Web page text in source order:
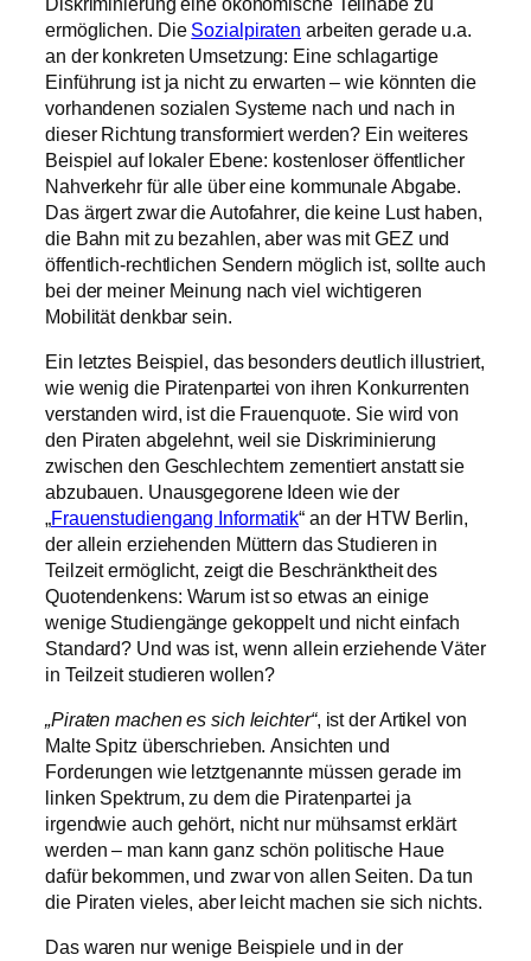
ermöglichen. Die Sozialpiraten arbeiten gerade u.a.
an der konkreten Umsetzung: Eine schlagartige
Einführung ist ja nicht zu erwarten – wie könnten die
vorhandenen sozialen Systeme nach und nach in
dieser Richtung transformiert werden? Ein weiteres
Beispiel auf lokaler Ebene: kostenloser öffentlicher
Nahverkehr für alle über eine kommunale Abgabe.
Das ärgert zwar die Autofahrer, die keine Lust haben,
die Bahn mit zu bezahlen, aber was mit GEZ und
öffentlich-rechtlichen Sendern möglich ist, sollte auch
bei der meiner Meinung nach viel wichtigeren
Mobilität denkbar sein.
Ein letztes Beispiel, das besonders deutlich illustriert,
wie wenig die Piratenpartei von ihren Konkurrenten
verstanden wird, ist die Frauenquote. Sie wird von
den Piraten abgelehnt, weil sie Diskriminierung
zwischen den Geschlechtern zementiert anstatt sie
abzubauen. Unausgegorene Ideen wie der
„Frauenstudiengang Informatik“ an der HTW Berlin,
der allein erziehenden Müttern das Studieren in
Teilzeit ermöglicht, zeigt die Beschränktheit des
Quotendenkens: Warum ist so etwas an einige
wenige Studiengänge gekoppelt und nicht einfach
Standard? Und was ist, wenn allein erziehende Väter
in Teilzeit studieren wollen?
„Piraten machen es sich leichter“, ist der Artikel von
Malte Spitz überschrieben. Ansichten und
Forderungen wie letztgenannte müssen gerade im
linken Spektrum, zu dem die Piratenpartei ja
irgendwie auch gehört, nicht nur mühsamst erklärt
werden – man kann ganz schön politische Haue
dafür bekommen, und zwar von allen Seiten. Da tun
die Piraten vieles, aber leicht machen sie sich nichts.
Das waren nur wenige Beispiele und in der